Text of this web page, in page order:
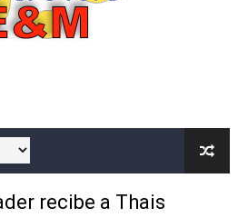
“Compromiso Ambiental
sindicales de las Américas se
reconocido por sus cuatro
17 posiciones en los mil
recibe a Thais